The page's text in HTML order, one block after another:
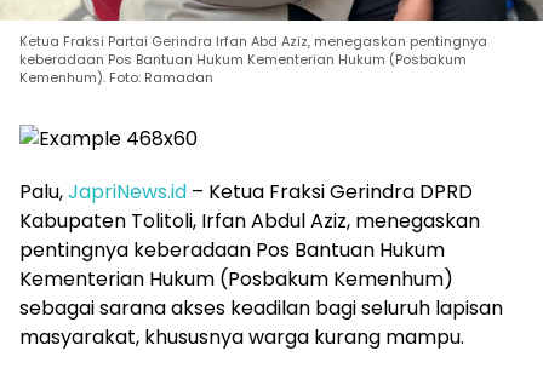
Ketua Fraksi Partai Gerindra Irfan Abd Aziz, menegaskan pentingnya
keberadaan Pos Bantuan Hukum Kementerian Hukum (Posbakum
Kemenhum). Foto: Ramadan
Palu,JapriNews.id – Ketua Fraksi Gerindra DPRD
Kabupaten Tolitoli, Irfan Abdul Aziz, menegaskan
pentingnya keberadaan Pos Bantuan Hukum
Kementerian Hukum (Posbakum Kemenhum)
sebagai sarana akses keadilan bagi seluruh lapisan
masyarakat, khususnya warga kurang mampu.